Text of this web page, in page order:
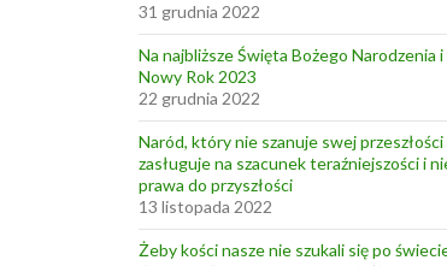
31 grudnia 2022
Na najbliższe Święta Bożego Narodzenia i
Nowy Rok 2023
22 grudnia 2022
Naród, który nie szanuje swej
zasługuje na szacunek teraźniejszości i
prawa do przyszłości
13 listopada 2022
Żeby kości nasze nie szukali się po